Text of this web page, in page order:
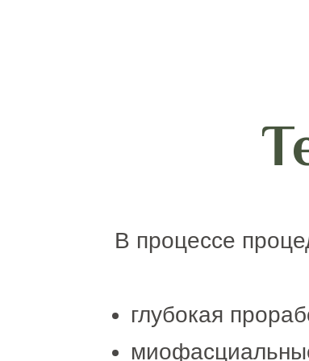
В процессе
глубокая